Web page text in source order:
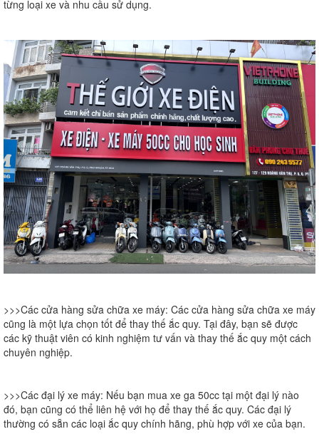
từng loại xe và nhu cầu sử dụng.
>>>Các cửa hàng sửa chữa xe máy: Các cửa hàng sửa chữa xe máy
cũng là một lựa chọn tốt để thay thế ắc quy. Tại đây, bạn sẽ được
các kỹ thuật viên có kinh nghiệm tư vấn và thay thế ắc quy một cách
chuyên nghiệp.
>>>Các đại lý xe máy: Nếu bạn mua xe ga 50cc tại một đại lý nào
đó, bạn cũng có thể liên hệ với họ để thay thế ắc quy. Các đại lý
thường có sẵn các loại ắc quy chính hãng, phù hợp với xe của bạn.